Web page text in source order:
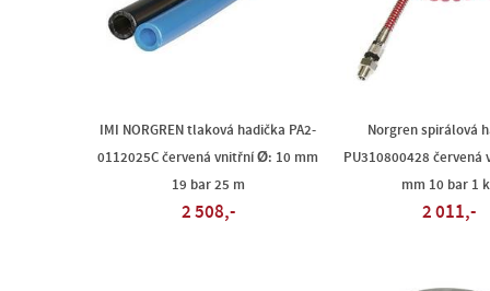
IMI NORGREN tlaková hadička PA2-
0112025C červená vnitřní Ø: 10 mm
19 bar 25 m
2 508,-
Norgren spirálová
PU310800428
mm 10 bar 1
2 011,-